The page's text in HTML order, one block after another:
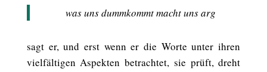
was uns dummkommt macht uns arg
sagt er, und erst wenn er die Worte unter ihren
vielfältigen Aspekten betrachtet, sie prüft, dreht